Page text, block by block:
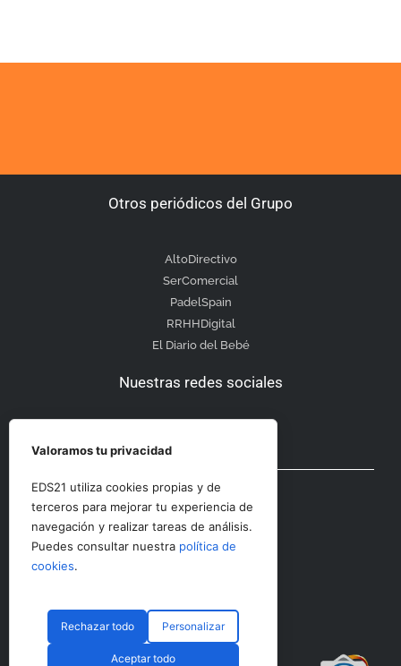
Otros periódicos del Grupo
AltoDirectivo
SerComercial
PadelSpain
RRHHDigital
El Diario del Bebé
Nuestras redes sociales
Otras secciones
Contacto
© CopyRight 2023 RRHHDigital
Valoramos tu privacidad
EDS21 utiliza cookies propias y de
terceros para mejorar tu experiencia de
navegación y realizar tareas de análisis.
Puedes consultar nuestra política de
cookies.
Rechazar todo Personalizar
Aceptar todo